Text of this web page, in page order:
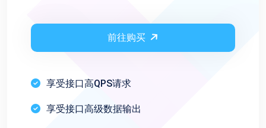
前往购买
享受接口高QPS请求
享受接口高级数据输出